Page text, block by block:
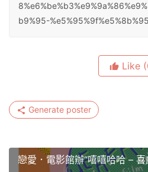
b9%95-
Like
Generate poster
戀愛．電影館辦“嘻嘻哈哈 – 喜